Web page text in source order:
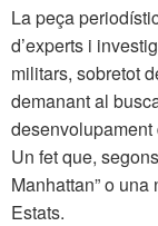
La peça
d’experts i
militars, sobretot
demanant al
Un fet que,
Manhattan” o
Estats.